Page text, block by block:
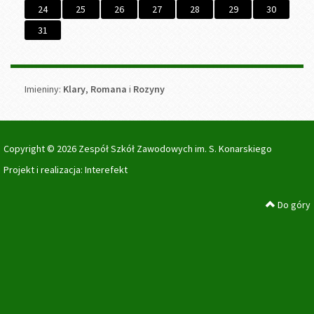
24
25 26 27 28 29
30
31
Imieniny
Imieniny: Klary, Romana i Rozyny
Copyright © 2026 Zespół Szkół Zawodowych im. S. Konarskiego
Projekt i realizacja: Interefekt
Do góry